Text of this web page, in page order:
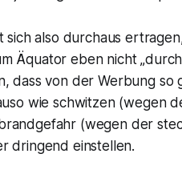
sich also durchaus
Äquator eben nicht
dass von der Werbung
wie schwitzen (wegen
(wegen der
dringend einstellen.